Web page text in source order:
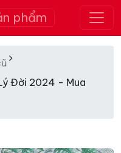
phẩm
Đời 2024 - Mua